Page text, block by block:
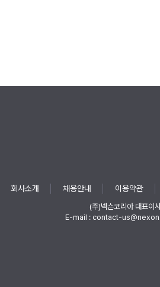
회사소개 채용안내 이용약관
(주)넥슨코리아 대표이
E-mail : contact-